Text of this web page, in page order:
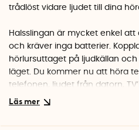
trådlöst vidare ljudet till dina
Halsslingan är mycket enkel
och kräver inga batterier.
hörlursuttaget på ljudkällan
läget. Du kommer nu att höra
telefonen, ljudet från datorn,
dina hörapparater.